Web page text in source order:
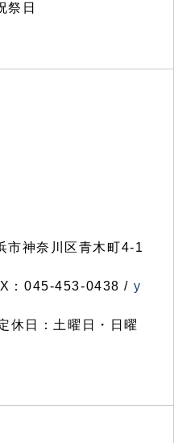
祭日
神奈川区青木町4-1
：045-453-0438 / y
休日：土曜日・日曜